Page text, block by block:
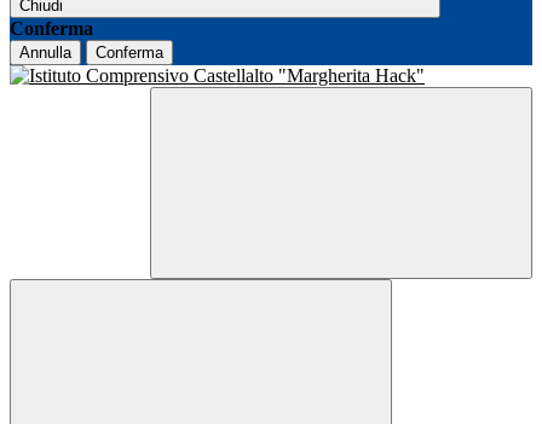
Chiudi
Conferma
Annulla Conferma